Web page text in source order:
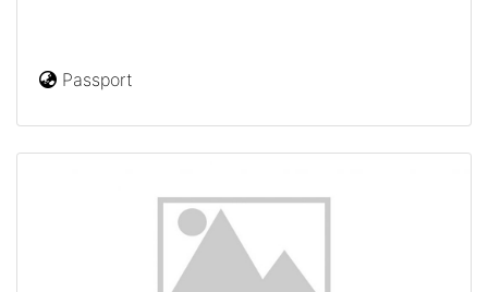
Passport